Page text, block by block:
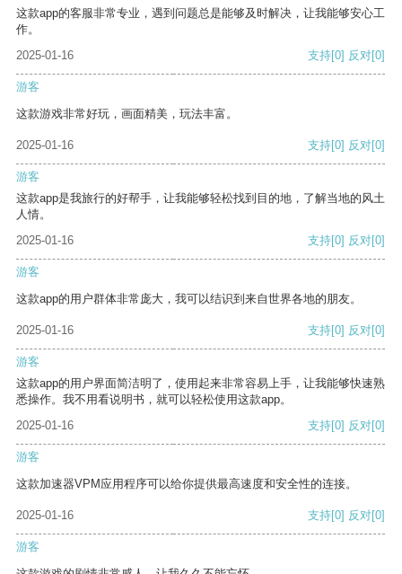
这款app的客服非常专业，遇到问题总是能够及时解决，让我能够安心工
作。
2025-01-16
支持[0] 反对[0]
游客
这款游戏非常好玩，画面精美，玩法丰富。
2025-01-16 支持[0] 反对[0]
游客
这款app是我旅行的好帮手，让我能够轻松找到目的地，了解当地的风土
人情。
2025-01-16
支持[0] 反对[0]
游客
这款app的用户群体非常庞大，我可以结识到来自世界各地的朋友。
2025-01-16 支持[0] 反对[0]
游客
这款app的用户界面简洁明了，使用起来非常容易上手，让我能够快速熟
悉操作。我不用看说明书，就可以轻松使用这款app。
2025-01-16
支持[0] 反对[0]
游客
这款加速器VPM应用程序可以给你提供最高速度和安全性的连接。
2025-01-16 支持[0] 反对[0]
游客